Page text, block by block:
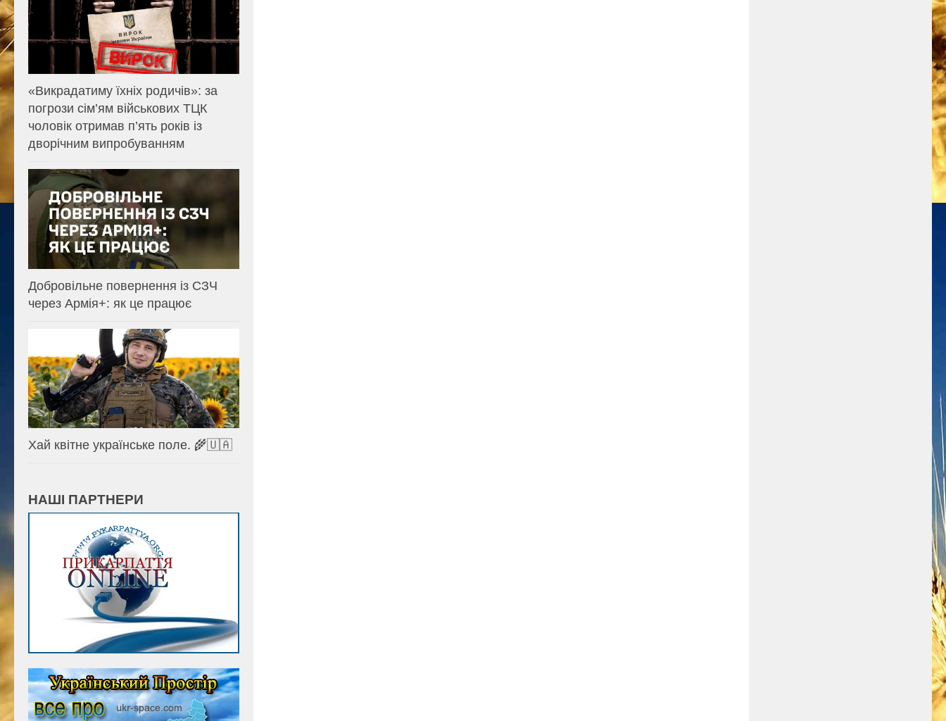
«Викрадатиму їхніх родичів»: за
погрози сім’ям військових ТЦК
чоловік отримав п’ять років із
дворічним випробуванням
Добровільне повернення із СЗЧ
через Армія+: як це працює
Хай квітне українське поле. 🌾🇺🇦
НАШІ ПАРТНЕРИ